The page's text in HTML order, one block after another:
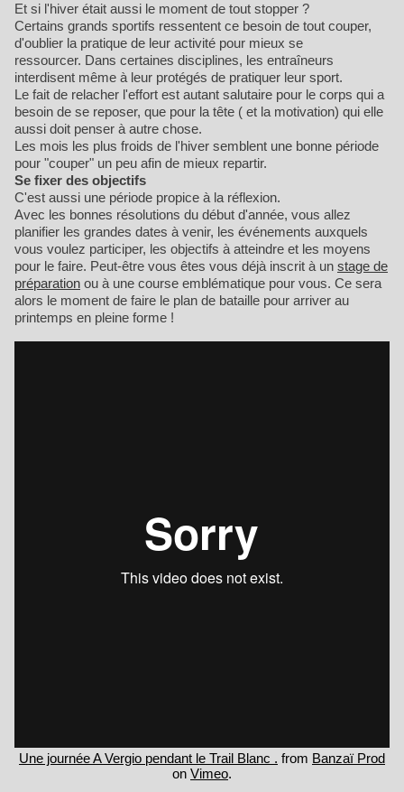
Et si l'hiver était aussi le moment de tout stopper ?
Certains grands sportifs ressentent ce besoin de tout couper,
d'oublier la pratique de leur activité pour mieux se
ressourcer. Dans certaines disciplines, les entraîneurs
interdisent même à leur protégés de pratiquer leur sport.
Le fait de relacher l'effort est autant salutaire pour le corps qui a
besoin de se reposer, que pour la tête ( et la motivation) qui elle
aussi doit penser à autre chose.
Les mois les plus froids de l'hiver semblent une bonne période
pour "couper" un peu afin de mieux repartir.
Se fixer des objectifs
C'est aussi une période propice à la réflexion.
Avec les bonnes résolutions du début d'année, vous allez
planifier les grandes dates à venir, les événements auxquels
vous voulez participer, les objectifs à atteindre et les moyens
pour le faire. Peut-être vous êtes vous déjà inscrit à un stage de
préparation ou à une course emblématique pour vous. Ce sera
alors le moment de faire le plan de bataille pour arriver au
printemps en pleine forme !
Une journée A Vergio pendant le Trail Blanc . from Banzaï Prod
on Vimeo.